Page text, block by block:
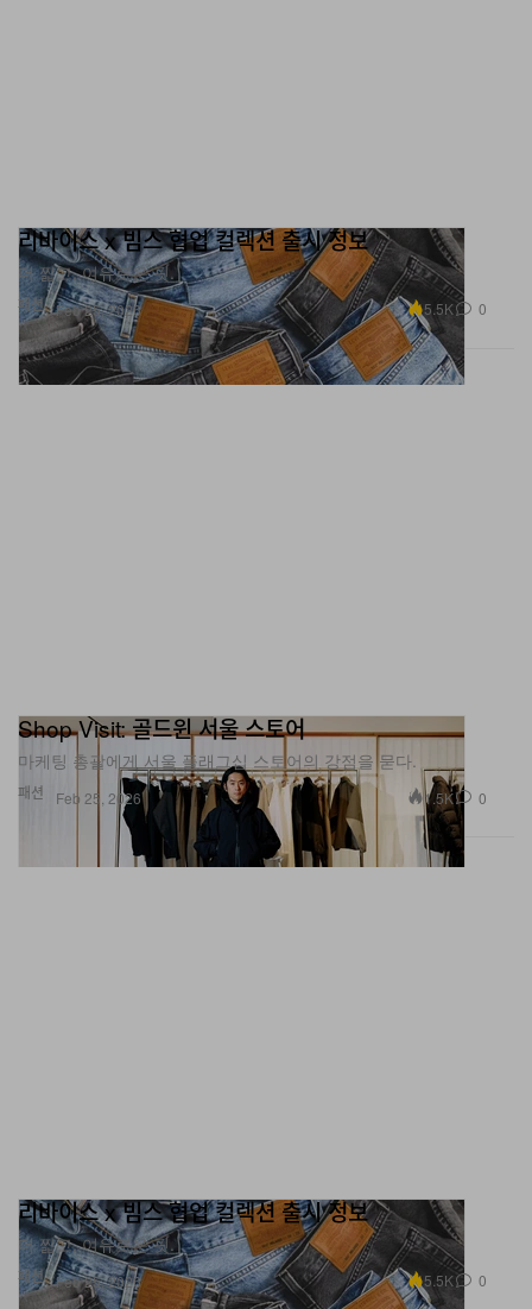
패션
리바이스 x 빔스 협업 컬렉션 출시 정보
더 짧고, 여유로운 핏.
Feb 25, 2026 5.5K 0
패션
Shop Visit: 골드윈 서울 스토어
마케팅 총괄에게 서울 플래그십 스토어의 강점을 묻다.
Feb 25, 2026 1.5K 0
패션
리바이스 x 빔스 협업 컬렉션 출시 정보
더 짧고, 여유로운 핏.
Feb 25, 2026 5.5K 0